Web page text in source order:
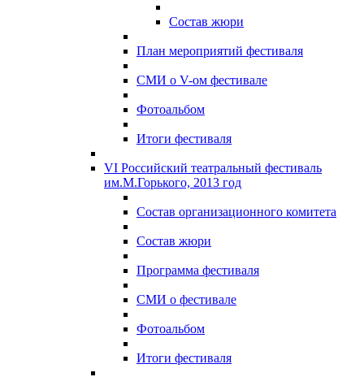
Состав жюри
План мероприятий фестиваля
СМИ о V-ом фестивале
Фотоальбом
Итоги фестиваля
VI Российский театральный фестиваль
им.М.Горького, 2013 год
Состав организационного комитета
Состав жюри
Программа фестиваля
СМИ о фестивале
Фотоальбом
Итоги фестиваля